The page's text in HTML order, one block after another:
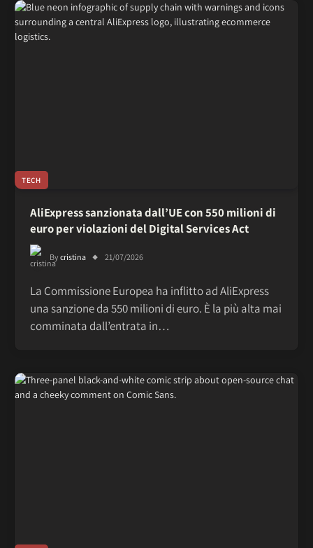
TECH
AliExpress sanzionata dall’UE con 550 milioni di
euro per violazioni del Digital Services Act
Bycristina 21/07/2026
La Commissione Europea ha inflitto ad AliExpress
una sanzione da 550 milioni di euro. È la più alta mai
comminata dall’entrata in…